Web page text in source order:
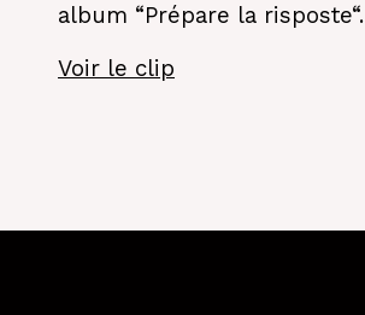
album “Prépare la risposte“.
Voir le clip